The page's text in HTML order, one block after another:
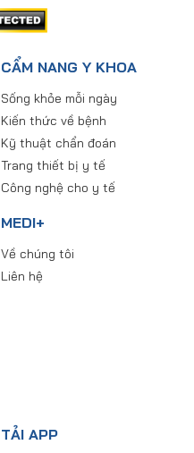
CẨM NANG Y KHOA
Sống khỏe mỗi ngày
Kiến thức về bệnh
Kỹ thuật chẩn đoán
Trang thiết bị y tế
Công nghệ cho y tế
MEDI+
Về chúng tôi
Liên hệ
TẢI APP